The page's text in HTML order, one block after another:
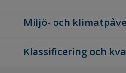
Miljö- och
Klassificering och